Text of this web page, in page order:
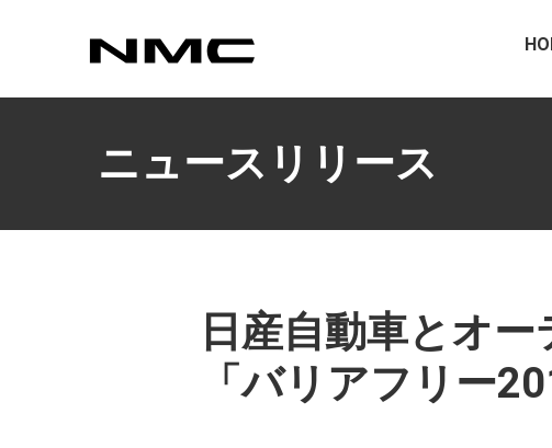
カスタマイズ事業
ニュースリリース
日産自動車とオ
「バリアフリー